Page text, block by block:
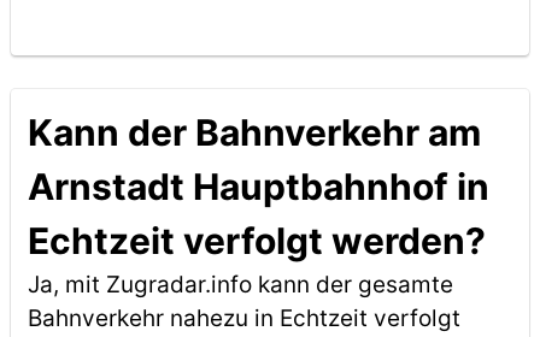
Kann der Bahnverkehr am
Arnstadt Hauptbahnhof in
Echtzeit verfolgt werden?
Ja, mit Zugradar.info kann der gesamte
Bahnverkehr nahezu in Echtzeit verfolgt